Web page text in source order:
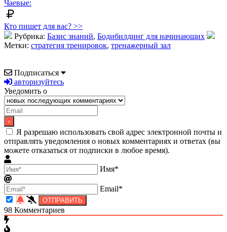
Чаевые:
Кто пишет для вас? >>
Рубрика: Базис знаний, Бодибилдинг для начинающих
Метки: стратегия тренировок, тренажерный зал
Подписаться
авторизуйтесь
Уведомить о
Я разрешаю использовать свой адрес электронной почты и
отправлять уведомления о новых комментариях и ответах (вы
можете отказаться от подписки в любое время).
Имя*
Email*
98 Комментариев